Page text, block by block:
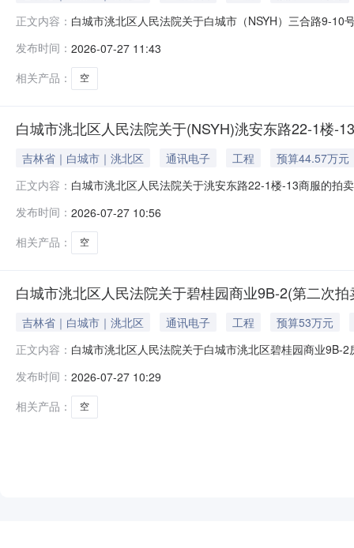
正文内容： 白城市洮北区人民法院关于白城市（NSYH）三合路9-
法院页面：https://sf.taobao.com/court_list.htm），现公
发布时间： 2026-07-27 11:43
相关产品：
空
白城市洮北区人民法院关于(NSYH)洮安东路22-1楼-
吉林省｜白城市｜洮北区 通讯电子 工程
预算44.57万元
正文内容： 白城市洮北区人民法院关于洮安东路22-1楼-13商服的拍
https://sf.taobao.com/court_list.htm），现公告如下：一
发布时间： 2026-07-27 10:56
相关产品：
空
白城市洮北区人民法院关于碧桂园商业9B-2(第二次
吉林省｜白城市｜洮北区 通讯电子 工程
预算53万元
正文内容： 白城市洮北区人民法院关于白城市洮北区碧桂园商业9B-
https://sf.taobao.com/court_list.htm），现公告如下：一
发布时间： 2026-07-27 10:29
相关产品：
空